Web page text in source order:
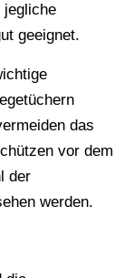
jegliche
geeignet.
das
vor dem
der
werden.